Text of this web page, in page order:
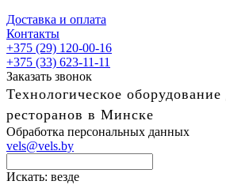
Доставка и оплата
Контакты
+375 (29) 120-00-16
+375 (33) 623-11-11
Заказать звонок
Технологическое
ресторанов в Минске
Обработка персональных данных
vels@vels.by
Искать: везде